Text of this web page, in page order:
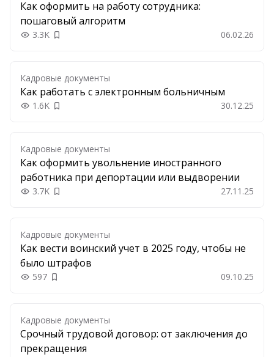
Как оформить на работу сотрудника:
пошаговый алгоритм
3.3K Добавить в закладки 06.02.26
Кадровые документы
Как работать с электронным больничным
1.6K Добавить в закладки 30.12.25
Кадровые документы
Как оформить увольнение иностранного
работника при депортации или выдворении
3.7K Добавить в закладки 27.11.25
Кадровые документы
Как вести воинский учет в 2025 году, чтобы не
было штрафов
597 Добавить в закладки 09.10.25
Кадровые документы
Срочный трудовой договор: от заключения до
прекращения